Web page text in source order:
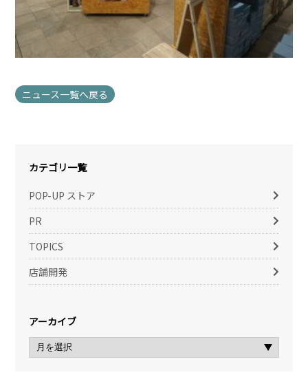
ニュース一覧へ戻る
カテゴリ一覧
POP-UP ストア
PR
TOPICS
店舗開発
アーカイブ